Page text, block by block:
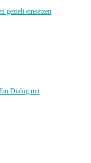
gezielt einsetzen
Dialog mit